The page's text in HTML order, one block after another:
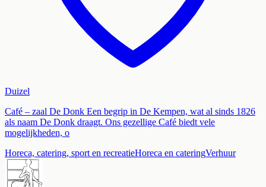
Duizel
Café – zaal De Donk Een begrip in De Kempen, wat al sinds 1826
als naam De Donk draagt. Ons gezellige Café biedt vele
mogelijkheden, o
Horeca, catering, sport en recreatieHoreca en cateringVerhuur